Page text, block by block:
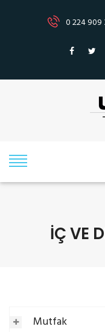
0 224 909
İÇ VE
Mutfak